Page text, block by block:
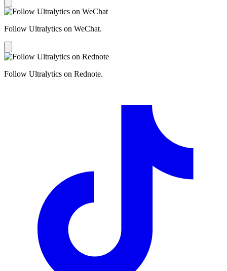
Follow Ultralytics on WeChat.
Follow Ultralytics on Rednote.